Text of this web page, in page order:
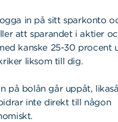
in på sitt sparkonto
att sparandet i aktier
kanske 25-30 procent
liksom till dig.
på bolån går uppåt,
inte direkt till någon